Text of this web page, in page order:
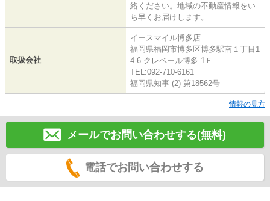
絡ください。地域の不動産情報をい
ち早くお届けします。
取扱会社
イースマイル博多店
福岡県福岡市博多区博多駅南１丁目1
4-6 クレベール博多 1Ｆ
TEL:092-710-6161
福岡県知事 (2) 第18562号
情報の見方
メールでお問い合わせする(無料)
電話でお問い合わせする